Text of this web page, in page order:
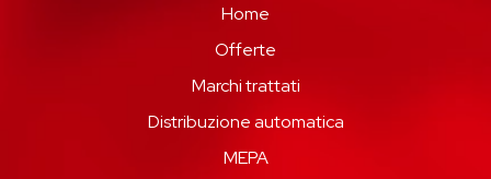
Home
Offerte
Marchi trattati
Distribuzione automatica
MEPA